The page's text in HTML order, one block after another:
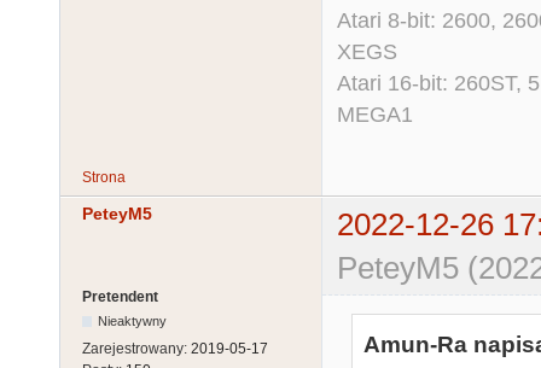
Atari 8-bit: 2600,
XEGS
Atari 16-bit: 260ST,
MEGA1
Strona
PeteyM5
2022-12-26
PeteyM5
Pretendent
Nieaktywny
Zarejestrowany: 2019-05-17
Amun-Ra